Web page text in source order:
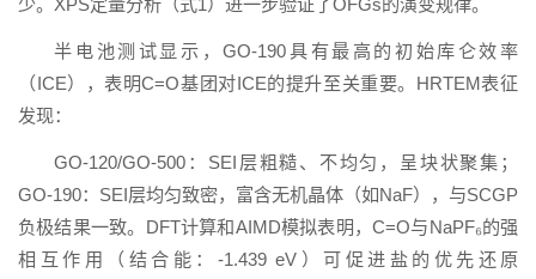
半电池测试显示，GO-190具有最高的初始库仑效率
（ICE），表明C=O基团对ICE的提升至关重要。HRTEM表征
发现：
GO-120/GO-500：SEI层粗糙、不均匀，呈块状聚集；
GO-190：SEI层均匀致密，富含无机晶体（如NaF），与SCGP
负极结果一致。DFT计算和AIMD模拟表明，C=O与NaPF₆的强
相互作用（结合能：-1.439 eV）可促进盐的优先还原